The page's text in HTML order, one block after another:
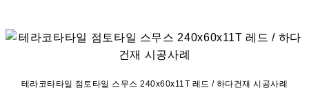
테라코타타일 점토타일 스무스 240x60x11T 레드 / 하다건재 시공사례